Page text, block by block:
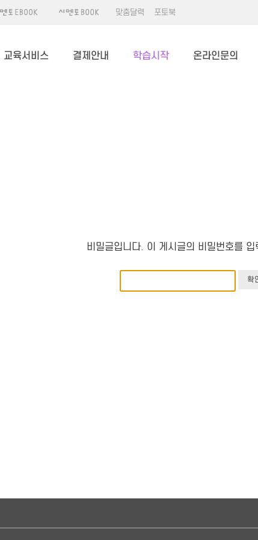
맞춤달력 포토북
교육서비스 결제안내 학습시작 온라인문의
비밀글입니다. 이 게시글의 비밀번호를 입